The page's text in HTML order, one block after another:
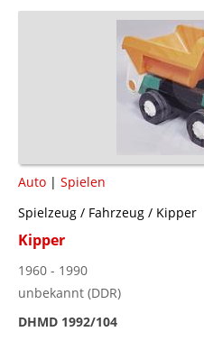
Auto | Spielen
Spielzeug / Fahrzeug / Kipper
Kipper
1960 - 1990
unbekannt (DDR)
DHMD 1992/104